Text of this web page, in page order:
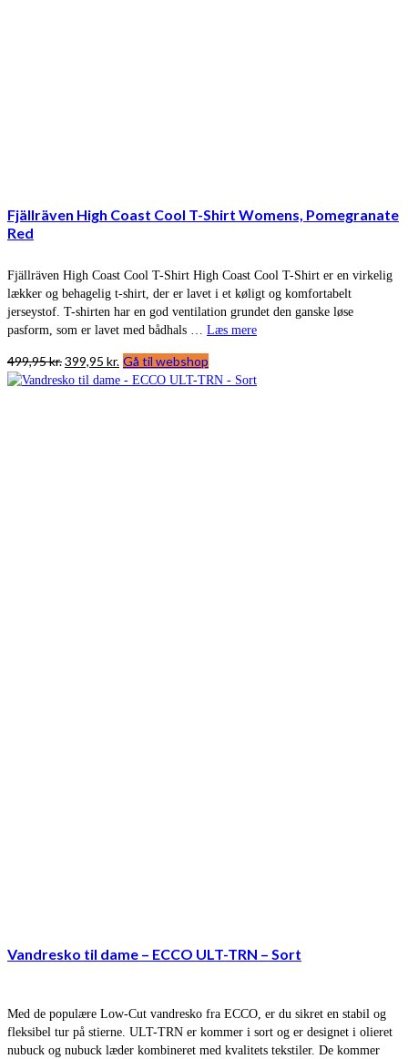
Fjällräven High Coast Cool T-Shirt Womens, Pomegranate
Red
Fjällräven High Coast Cool T-Shirt High Coast Cool T-Shirt er en virkelig
lækker og behagelig t-shirt, der er lavet i et køligt og komfortabelt
jerseystof. T-shirten har en god ventilation grundet den ganske løse
pasform, som er lavet med bådhals … Læs mere
499,95kr.Den
oprindelige
399,95 kr. Den
aktuelle
Gå til webshop
Vandresko til dame – ECCO ULT-TRN – Sort
Med de populære Low-Cut vandresko fra ECCO, er du sikret en stabil og
fleksibel tur på stierne. ULT-TRN er kommer i sort og er designet i olieret
nubuck og nubuck læder kombineret med kvalitets tekstiler. De kommer